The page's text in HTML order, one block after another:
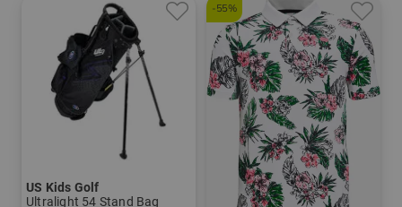
US Kids Golf
Ultralight 54 Stand Bag
-55%